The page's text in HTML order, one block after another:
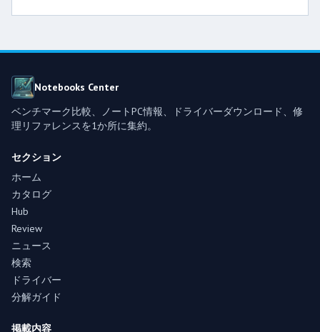
Notebooks Center
ベンチマーク比較、ノートPC情報、ドライバーダウンロード、修
理リファレンスを1か所に集約。
セクション
ホーム
カタログ
Hub
Review
ニュース
検索
ドライバー
分解ガイド
掲載内容